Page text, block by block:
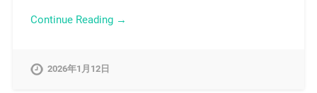
Continue Reading →
2026年1月12日